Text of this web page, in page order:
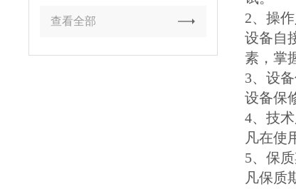
查看全部
2、操
设备自
素，掌
3、设
设备保
4、技
凡在使
5、保
凡保质